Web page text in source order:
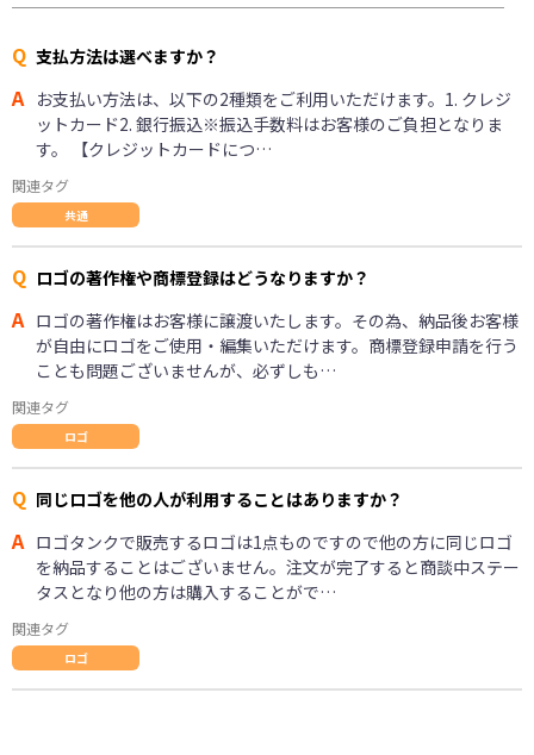
Q 支払方法は選べますか？
A お支払い方法は、以下の2種類をご利用いただけます。1. クレジ
ットカード2. 銀行振込※振込手数料はお客様のご負担となりま
す。 【クレジットカードにつ…
関連タグ
共通
Q ロゴの著作権や商標登録はどうなりますか？
A ロゴの著作権はお客様に譲渡いたします。その為、納品後お客様
が自由にロゴをご使用・編集いただけます。商標登録申請を行う
ことも問題ございませんが、必ずしも…
関連タグ
ロゴ
Q 同じロゴを他の人が利用することはありますか？
A ロゴタンクで販売するロゴは1点ものですので他の方に同じロゴ
を納品することはございません。注文が完了すると商談中ステー
タスとなり他の方は購入することがで…
関連タグ
ロゴ